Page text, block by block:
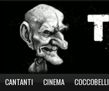
CANTANTI CINEMA COCCOBELLI